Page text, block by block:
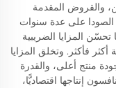
والقروض المقدمة
الصودا على عدة سنوات
تحسّن المزايا الضريبية
أكثر فأكثر. وتخلق المزايا
منتج أعلى، والقدرة
إنتاجها اقتصاديًّا،